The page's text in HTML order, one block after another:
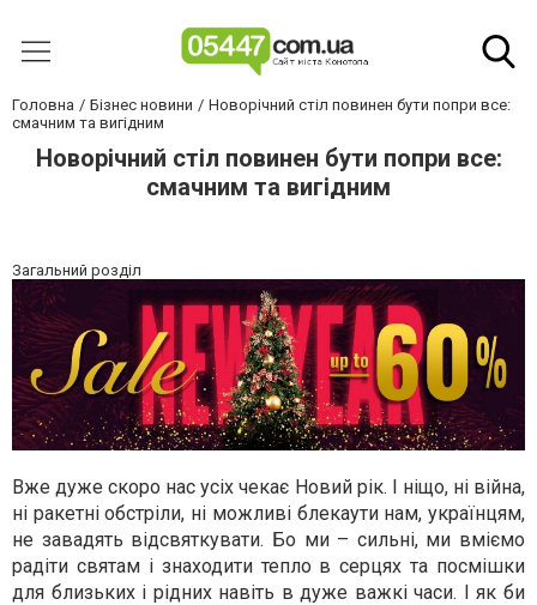
Головна Бізнес новини
Новорічний стіл повинен бути попри все:
смачним та вигідним
Новорічний стіл повинен бути попри все:
смачним та вигідним
Загальний розділ
Вже дуже скоро нас усіх чекає Новий рік. І ніщо, ні війна,
ні ракетні обстріли, ні можливі блекаути нам, українцям,
не завадять відсвяткувати. Бо ми – сильні, ми вміємо
радіти святам і знаходити тепло в серцях та посмішки
для близьких і рідних навіть в дуже важкі часи. І як би